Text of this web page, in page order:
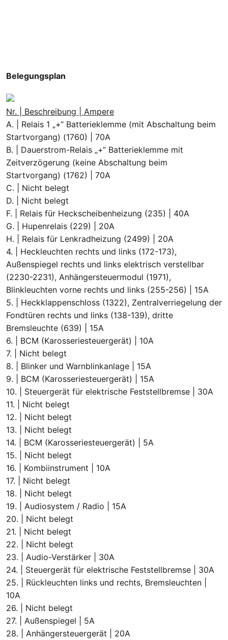
Belegungsplan
Nr. | Beschreibung | Ampere
A. | Relais 1 „+“ Batterieklemme (mit Abschaltung beim
Startvorgang) (1760) | 70A
B. | Dauerstrom-Relais „+“ Batterieklemme mit
Zeitverzögerung (keine Abschaltung beim
Startvorgang) (1762) | 70A
C. | Nicht belegt
D. | Nicht belegt
F. | Relais für Heckscheibenheizung (235) | 40A
G. | Hupenrelais (229) | 20A
H. | Relais für Lenkradheizung (2499) | 20A
4. | Heckleuchten rechts und links (172-173),
Außenspiegel rechts und links elektrisch verstellbar
(2230-2231), Anhängersteuermodul (1971),
Blinkleuchten vorne rechts und links (255-256) | 15A
5. | Heckklappenschloss (1322), Zentralverriegelung der
Fondtüren rechts und links (138-139), dritte
Bremsleuchte (639) | 15A
6. | BCM (Karosseriesteuergerät) | 10A
7. | Nicht belegt
8. | Blinker und Warnblinkanlage | 15A
9. | BCM (Karosseriesteuergerät) | 15A
10. | Steuergerät für elektrische Feststellbremse | 30A
11. | Nicht belegt
12. | Nicht belegt
13. | Nicht belegt
14. | BCM (Karosseriesteuergerät) | 5A
15. | Nicht belegt
16. | Kombiinstrument | 10A
17. | Nicht belegt
18. | Nicht belegt
19. | Audiosystem / Radio | 15A
20. | Nicht belegt
21. | Nicht belegt
22. | Nicht belegt
23. | Audio-Verstärker | 30A
24. | Steuergerät für elektrische Feststellbremse | 30A
25. | Rückleuchten links und rechts, Bremsleuchten |
10A
26. | Nicht belegt
27. | Außenspiegel | 5A
28. | Anhängersteuergerät | 20A